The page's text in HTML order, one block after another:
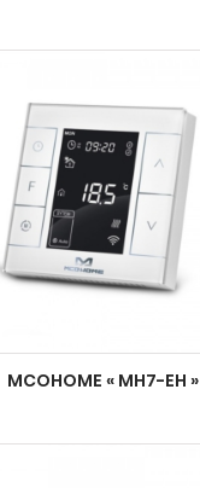
MCOHOME « MH7-EH »